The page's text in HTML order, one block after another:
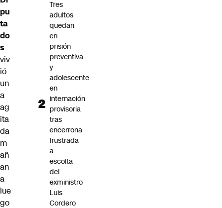
pu
ta
do
s
viv
ió
un
a
ag
ita
da
m
añ
an
a
lue
go
Tres
adultos
quedan
en
prisión
preventiva
y
adolescente
en
internación
provisoria
tras
encerrona
frustrada
a
escolta
del
exministro
Luis
Cordero